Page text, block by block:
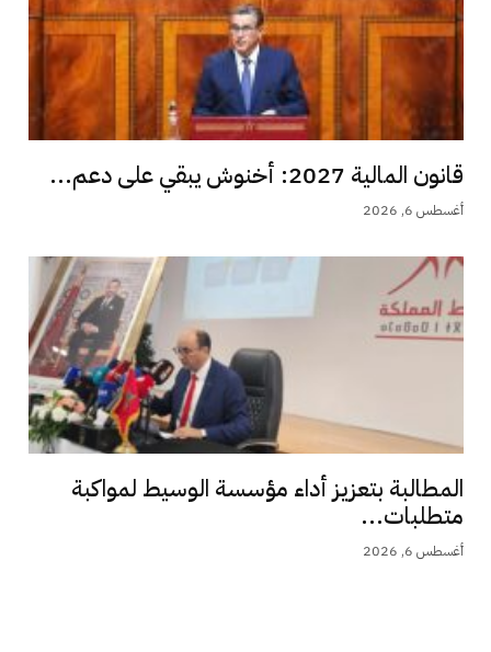
قانون المالية 2027: أخنوش يبقي على دعم...
أغسطس 6, 2026
المطالبة بتعزيز أداء مؤسسة الوسيط لمواكبة
متطلبات...
أغسطس 6, 2026